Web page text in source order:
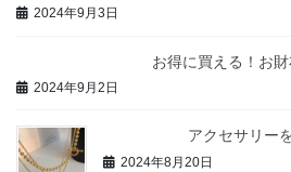
2024年9月3日
お得に買える！お
2024年9月2日
アクセサリー
2024年8月20日